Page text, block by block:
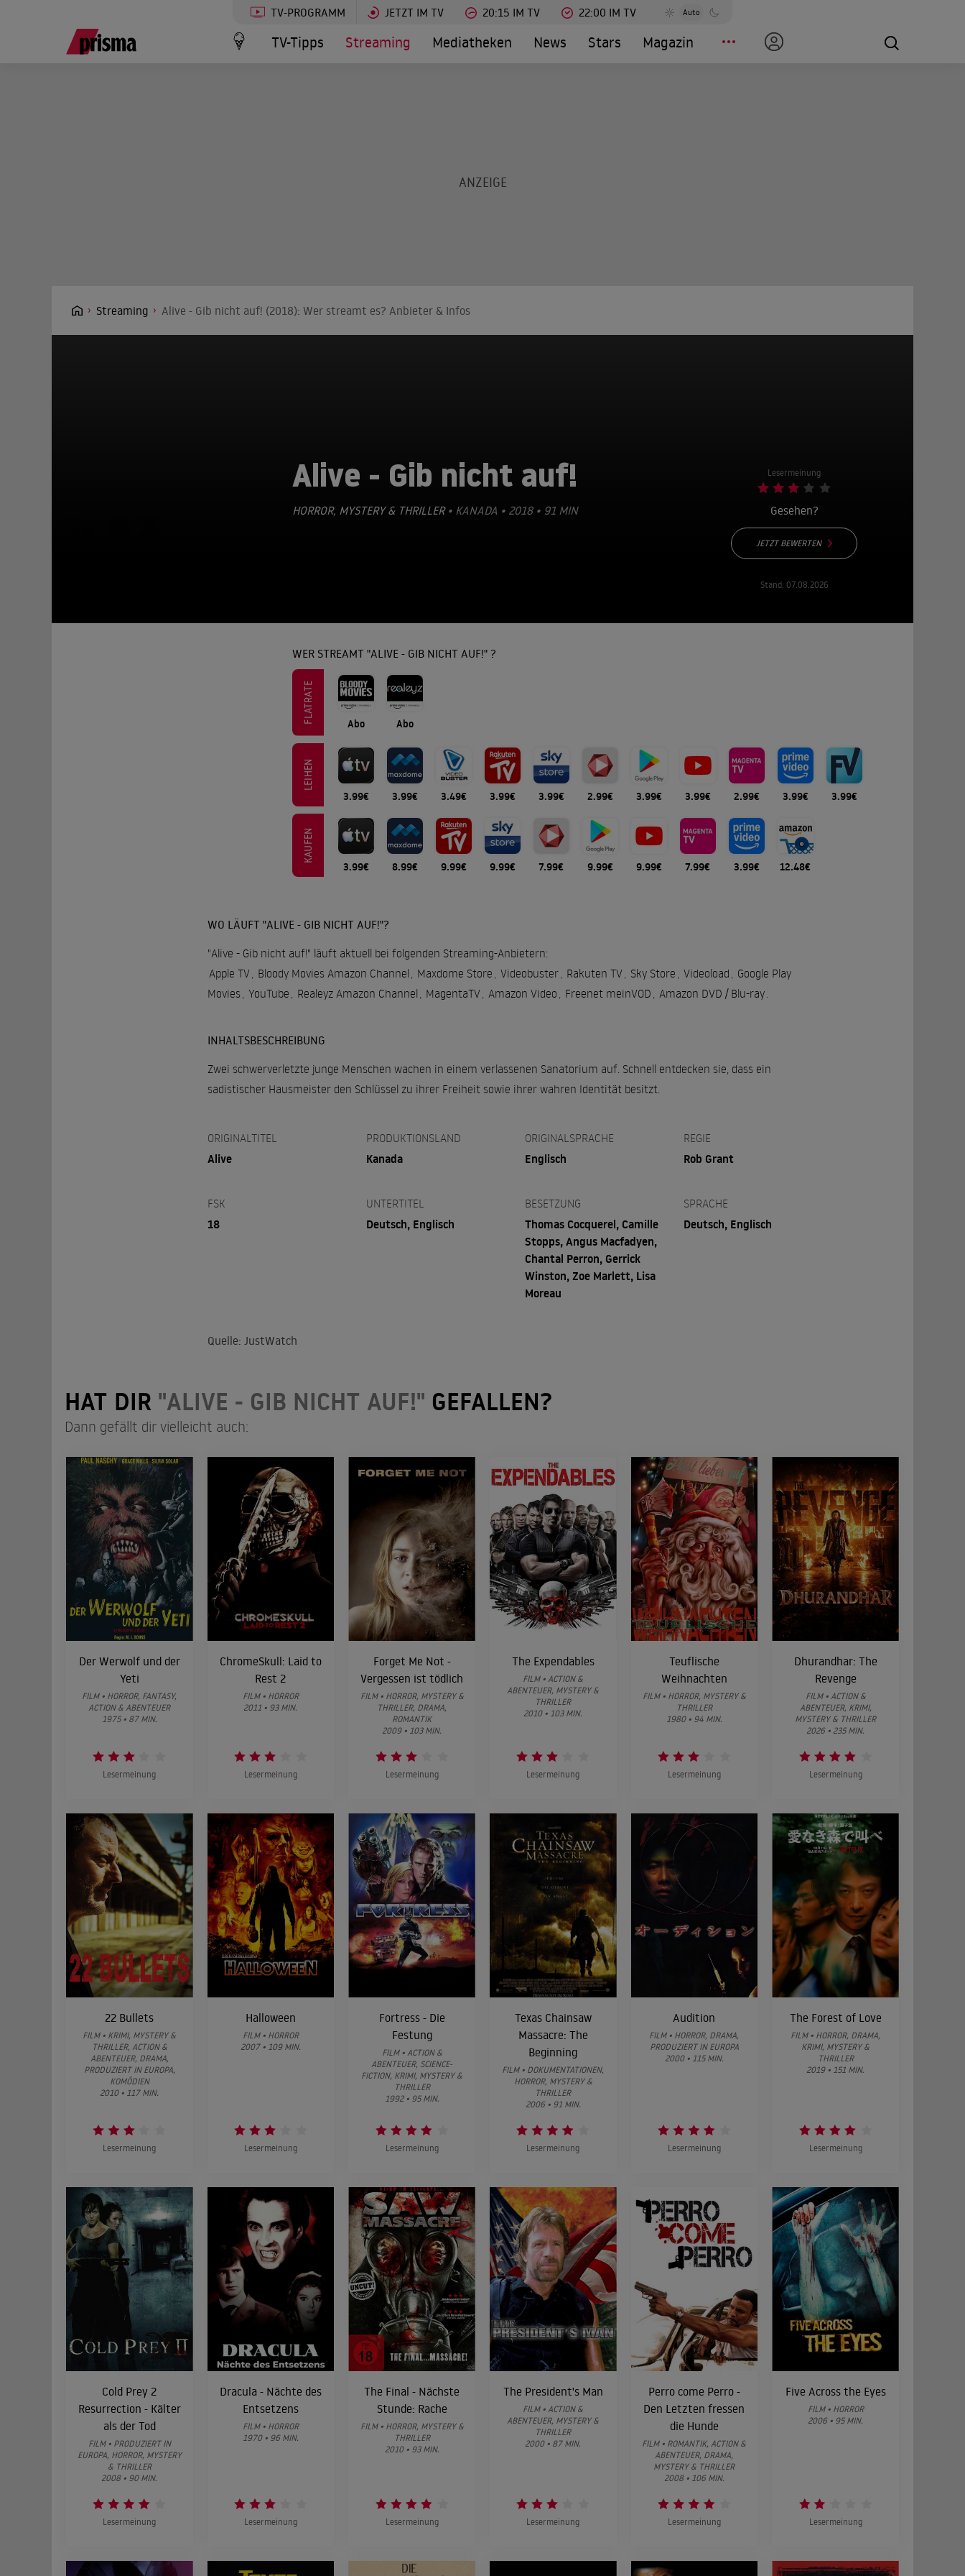
TV-PROGRAMM JETZT IM TV 20:15 IM TV 22:00 IM TV Auto
TV-Tipps Streaming Mediatheken News Stars Magazin
Streaming Alive - Gib nicht auf! (2018): Wer streamt es? Anbieter & Infos
Alive - Gib nicht auf!
HORROR, MYSTERY & THRILLER• KANADA • 2018 • 91 MIN
Lesermeinung
Gesehen?
JETZT BEWERTEN
Stand: 07.08.2026
WER STREAMT "ALIVE - GIB NICHT AUF!" ?
FLATRATE Abo Abo
LEIHEN
3.99€ 3.99€ 3.49€ 3.99€ 3.99€ 2.99€ 3.99€ 3.99€ 2.99€ 3.99€ 3.99€
KAUFEN
3.99€ 8.99€ 9.99€ 9.99€ 7.99€ 9.99€ 9.99€ 7.99€ 3.99€ 12.48€
WO LÄUFT "ALIVE - GIB NICHT AUF!"?
"Alive - Gib nicht auf!" läuft aktuell bei folgenden Streaming-Anbietern:
Apple TV
Bloody Movies Amazon Channel Maxdome Store Videobuster Rakuten TV Sky Store Videoload
Google Play
Movies YouTube Realeyz Amazon Channel MagentaTV Amazon Video Freenet meinVOD Amazon DVD / Blu-ray
INHALTSBESCHREIBUNG
Zwei schwerverletzte junge Menschen wachen in einem verlassenen Sanatorium auf. Schnell entdecken sie, dass ein
sadistischer Hausmeister den Schlüssel zu ihrer Freiheit sowie ihrer wahren Identität besitzt.
ORIGINALTITEL
Alive
PRODUKTIONSLAND
Kanada
ORIGINALSPRACHE
Englisch
REGIE
Rob Grant
FSK
18
UNTERTITEL
Deutsch, Englisch
BESETZUNG
Thomas Cocquerel, Camille
Stopps, Angus Macfadyen,
Chantal Perron, Gerrick
Winston, Zoe Marlett, Lisa
Moreau
SPRACHE
Deutsch, Englisch
Quelle: JustWatch
HAT DIR "ALIVE - GIB NICHT AUF!" GEFALLEN?
Dann gefällt dir vielleicht auch:
Der Werwolf und der
Yeti
FILM • HORROR, FANTASY,
ACTION & ABENTEUER
1975 • 87 MIN.
Lesermeinung
ChromeSkull: Laid to
Rest 2
FILM • HORROR
2011 • 93 MIN.
Lesermeinung
Forget Me Not -
Vergessen ist tödlich
FILM • HORROR, MYSTERY &
THRILLER, DRAMA,
ROMANTIK
2009 • 103 MIN.
Lesermeinung
The Expendables
FILM • ACTION &
ABENTEUER, MYSTERY &
THRILLER
2010 • 103 MIN.
Lesermeinung
Teuflische
Weihnachten
FILM • HORROR, MYSTERY &
THRILLER
1980 • 94 MIN.
Lesermeinung
Dhurandhar: The
Revenge
FILM • ACTION &
ABENTEUER, KRIMI,
MYSTERY & THRILLER
2026 • 235 MIN.
Lesermeinung
22 Bullets
FILM • KRIMI, MYSTERY &
THRILLER, ACTION &
ABENTEUER, DRAMA,
PRODUZIERT IN EUROPA,
KOMÖDIEN
2010 • 117 MIN.
Lesermeinung
Halloween
FILM • HORROR
2007 • 109 MIN.
Lesermeinung
Fortress - Die
Festung
FILM • ACTION &
ABENTEUER, SCIENCE-
FICTION, KRIMI, MYSTERY &
THRILLER
1992 • 95 MIN.
Lesermeinung
Texas Chainsaw
Massacre: The
Beginning
FILM • DOKUMENTATIONEN,
HORROR, MYSTERY &
THRILLER
2006 • 91 MIN.
Lesermeinung
Audition
FILM • HORROR, DRAMA,
PRODUZIERT IN EUROPA
2000 • 115 MIN.
Lesermeinung
The Forest of Love
FILM • HORROR, DRAMA,
KRIMI, MYSTERY &
THRILLER
2019 • 151 MIN.
Lesermeinung
Cold Prey 2
Resurrection - Kälter
als der Tod
FILM • PRODUZIERT IN
EUROPA, HORROR, MYSTERY
& THRILLER
2008 • 90 MIN.
Lesermeinung
Dracula - Nächte des
Entsetzens
FILM • HORROR
1970 • 96 MIN.
Lesermeinung
The Final - Nächste
Stunde: Rache
FILM • HORROR, MYSTERY &
THRILLER
2010 • 93 MIN.
Lesermeinung
The President's Man
FILM • ACTION &
ABENTEUER, MYSTERY &
THRILLER
2000 • 87 MIN.
Lesermeinung
Perro come Perro -
Den Letzten fressen
die Hunde
FILM • ROMANTIK, ACTION &
ABENTEUER, DRAMA,
MYSTERY & THRILLER
2008 • 106 MIN.
Lesermeinung
Five Across the Eyes
FILM • HORROR
2006 • 95 MIN.
Lesermeinung